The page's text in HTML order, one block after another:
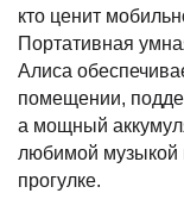
кто ценит
Портативная
Алиса
помещении,
а мощный
любимой музыкой
прогулке.